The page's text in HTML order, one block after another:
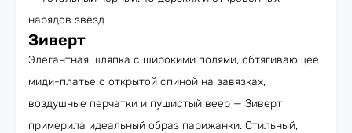
Зиверт
Элегантная шляпка с широкими полями, обтягивающее
миди-платье с открытой спиной на завязках,
воздушные перчатки и пушистый веер — Зиверт
примерила идеальный образ парижанки. Стильный,